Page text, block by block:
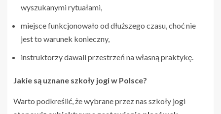
wyszukanymi rytuałami,
miejsce funkcjonowało od dłuższego czasu, choć nie
jest to warunek konieczny,
instruktorzy dawali przestrzeń na własną praktykę.
Jakie są uznane szkoły jogi w Polsce?
Warto podkreślić, że wybrane przez nas szkoły jogi